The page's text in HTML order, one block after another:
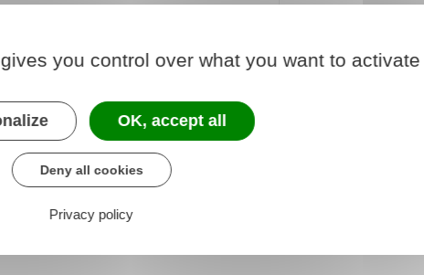
you control over what you want to activate
OK, accept all
Deny all cookies
Privacy policy